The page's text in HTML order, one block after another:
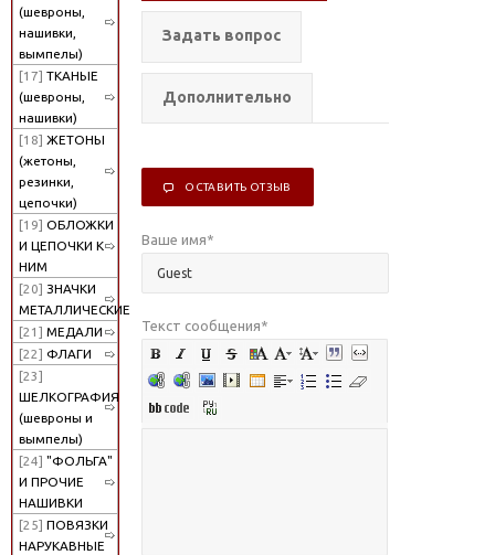
(шевроны,
нашивки,
вымпелы)
[17] ТКАНЫЕ
(шевроны,
нашивки)
[18] ЖЕТОНЫ
(жетоны,
резинки,
цепочки)
[19] ОБЛОЖКИ
И ЦЕПОЧКИ К
НИМ
[20] ЗНАЧКИ
МЕТАЛЛИЧЕСКИЕ
[21] МЕДАЛИ
[22] ФЛАГИ
[23]
ШЕЛКОГРАФИЯ
(шевроны и
вымпелы)
[24] "ФОЛЬГА"
И ПРОЧИЕ
НАШИВКИ
[25] ПОВЯЗКИ
НАРУКАВНЫЕ
Задать вопрос
Дополнительно
ОСТАВИТЬ ОТЗЫВ
Ваше имя*
Текст сообщения*